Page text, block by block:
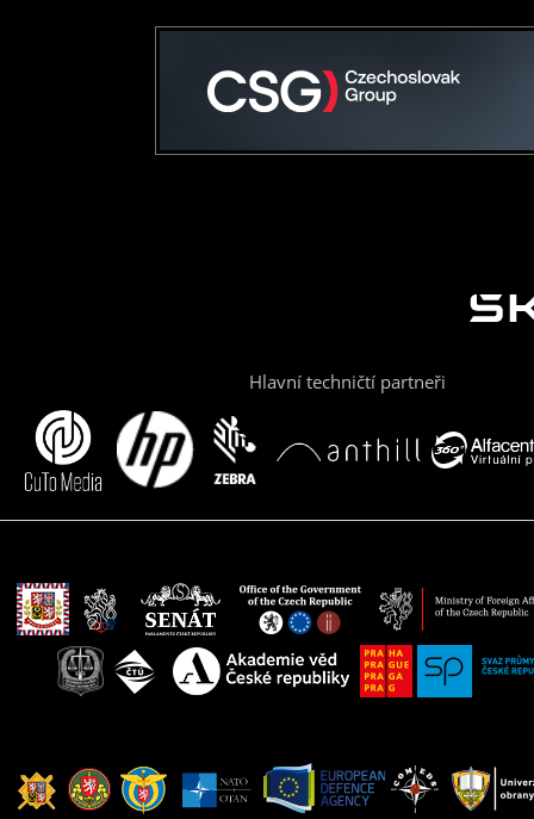
Hlavní techničtí partneři